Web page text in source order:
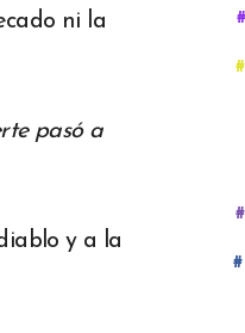
ni la
pasó a
y a la